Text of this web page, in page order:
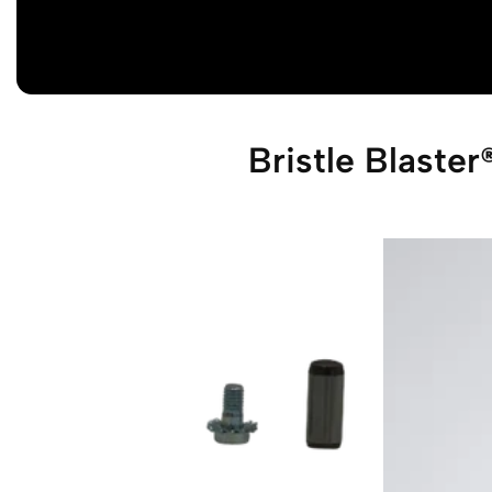
Bristle